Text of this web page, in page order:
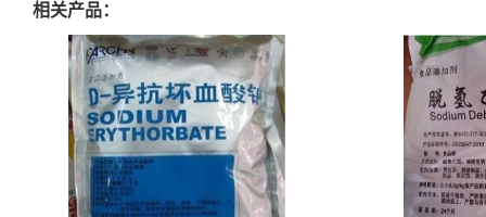
相关产品：